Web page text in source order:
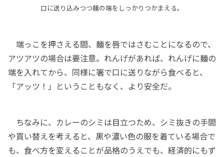
口に送り込みつつ麺の端をしっかりつかまえる。
端っこを押さえる間、麺を唇ではさむことになるので、
アツアツの場合は要注意。れんげがあれば、れんげに麺の
端を入れてから、同様に箸で口に送りながら食べると、
「アッツ！」ということもなく、より安全だ。
ちなみに、カレーのシミは目立つため、シミ抜きの手間
や買い替えを考えると、黒や濃い色の服を着ている場合で
も、食べ方を変えることが品格のうえでも、経済的にもず